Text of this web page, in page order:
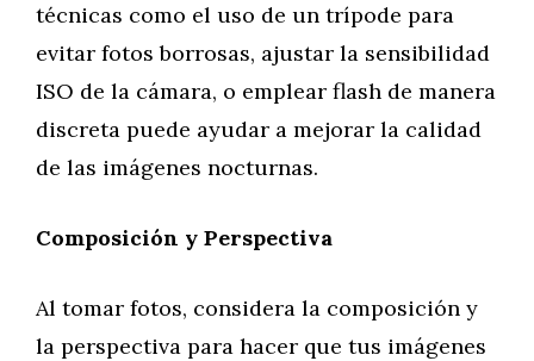
técnicas como el uso de un trípode para
evitar fotos borrosas, ajustar la sensibilidad
ISO de la cámara, o emplear flash de manera
discreta puede ayudar a mejorar la calidad
de las imágenes nocturnas.
Composición y Perspectiva
Al tomar fotos, considera la composición y
la perspectiva para hacer que tus imágenes